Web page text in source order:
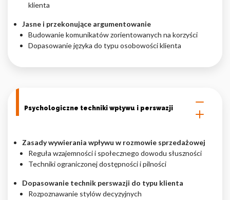
klienta
Jasne i przekonujące argumentowanie
Budowanie komunikatów zorientowanych na korzyści
Dopasowanie języka do typu osobowości klienta
Psychologiczne techniki wpływu i perswazji
Zasady wywierania wpływu w rozmowie sprzedażowej
Reguła wzajemności i społecznego dowodu słuszności
Techniki ograniczonej dostępności i pilności
Dopasowanie technik perswazji do typu klienta
Rozpoznawanie stylów decyzyjnych